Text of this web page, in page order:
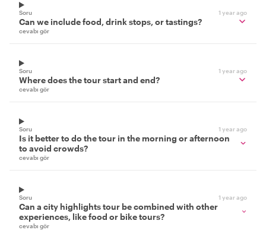
Soru 1 year ago
Can we include food, drink stops, or tastings?
cevabı gör
Soru 1 year ago
Where does the tour start and end?
cevabı gör
Soru 1 year ago
Is it better to do the tour in the morning or afternoon
to avoid crowds?
cevabı gör
Soru 1 year ago
Can a city highlights tour be combined with other
experiences, like food or bike tours?
cevabı gör